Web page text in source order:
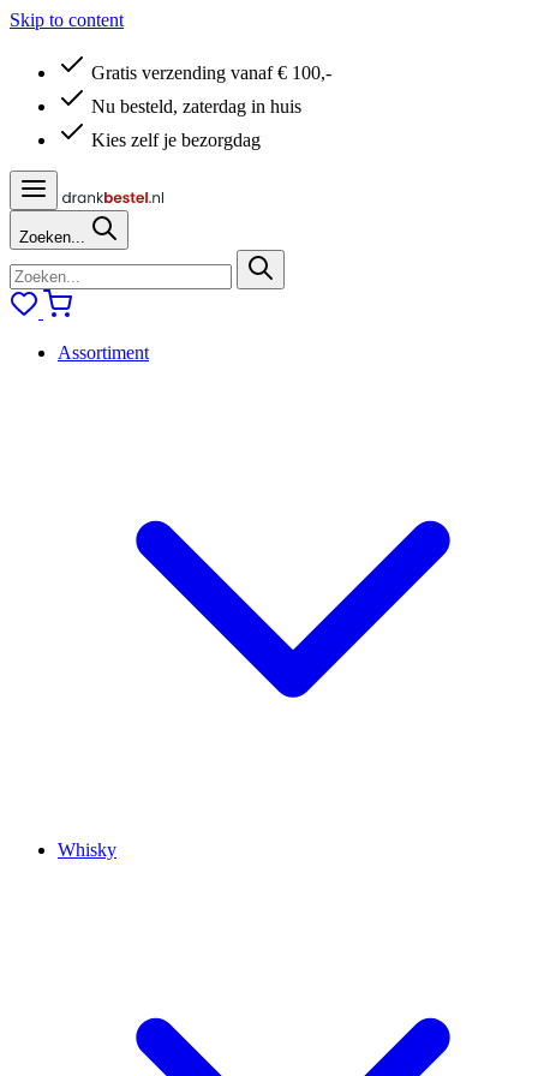
Skip to content
Gratis verzending vanaf € 100,-
Nu besteld, zaterdag in huis
Kies zelf je bezorgdag
Zoeken...
Assortiment
Whisky